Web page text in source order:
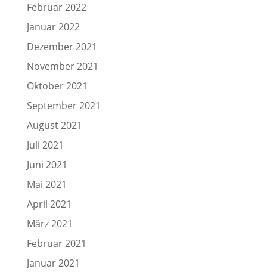
Februar 2022
Januar 2022
Dezember 2021
November 2021
Oktober 2021
September 2021
August 2021
Juli 2021
Juni 2021
Mai 2021
April 2021
März 2021
Februar 2021
Januar 2021